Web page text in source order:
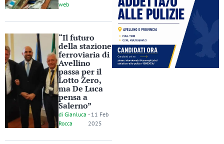
web
“Il futuro
della stazione
ferroviaria di
Avellino
passa per il
Lotto Zero,
ma De Luca
pensa a
Salerno”
di Gianluca
Rocca
- 11 Feb
2025